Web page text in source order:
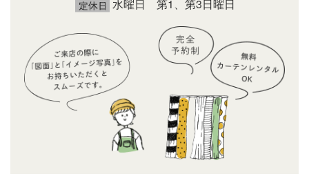
水曜日 第1、第3日曜日